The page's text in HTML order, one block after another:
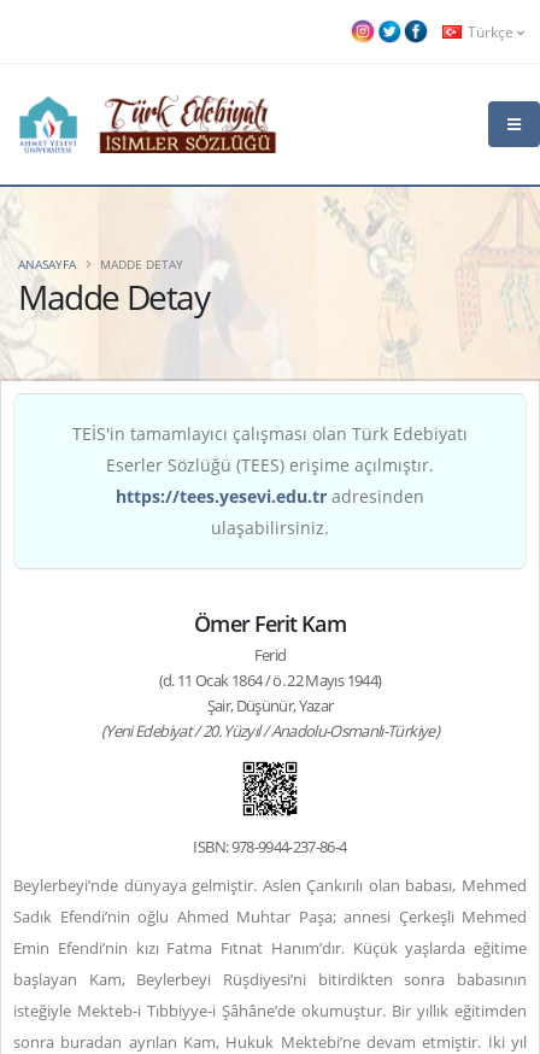
Türkçe
Madde Detay
ANASAYFA MADDE DETAY
TEİS'in tamamlayıcı çalışması olan Türk Edebiyatı
Eserler Sözlüğü (TEES) erişime açılmıştır.
https://tees.yesevi.edu.tr adresinden
ulaşabilirsiniz.
Ömer Ferit Kam
Ferid
(d. 11 Ocak 1864 / ö. 22 Mayıs 1944)
Şair, Düşünür, Yazar
(Yeni Edebiyat / 20. Yüzyıl / Anadolu-Osmanlı-Türkiye)
ISBN: 978-9944-237-86-4
Beylerbeyi’nde dünyaya gelmiştir. Aslen Çankırılı olan babası, Mehmed
Sadık Efendi’nin oğlu Ahmed Muhtar Paşa; annesi Çerkeşli Mehmed
Emin Efendi’nin kızı Fatma Fıtnat Hanım’dır. Küçük yaşlarda eğitime
başlayan Kam, Beylerbeyi Rüşdiyesi’ni bitirdikten sonra babasının
isteğiyle Mekteb-i Tıbbiyye-i Şâhâne’de okumuştur. Bir yıllık eğitimden
sonra buradan ayrılan Kam, Hukuk Mektebi’ne devam etmiştir. İki yıl